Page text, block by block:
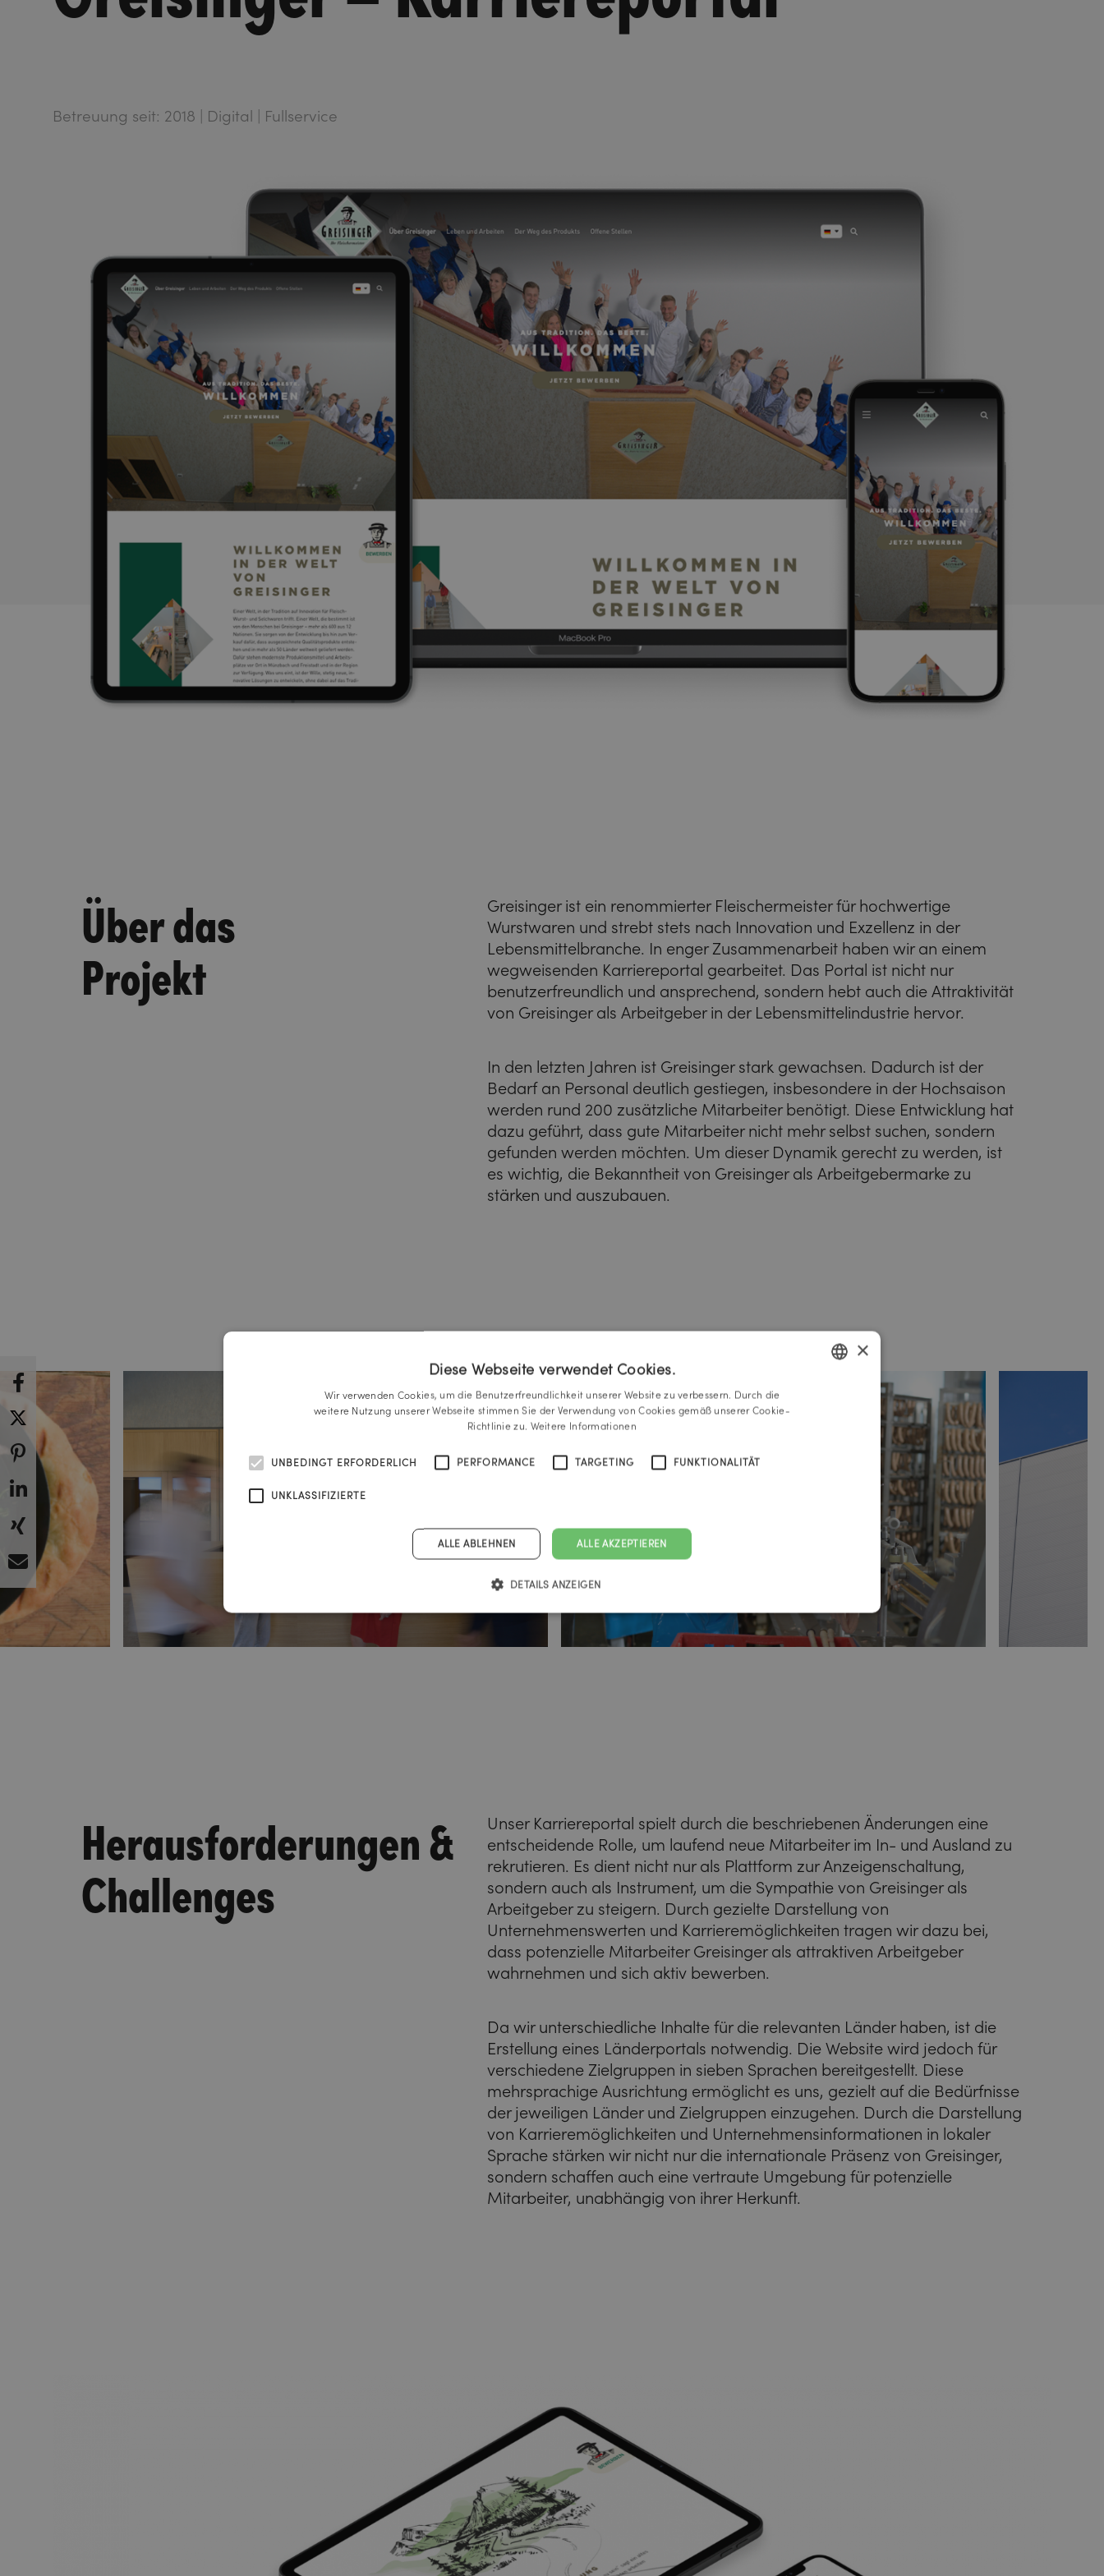
Betreuung seit: 2018 | Digital | Fullservice
Über das
Projekt
Greisinger ist ein renommierter Fleischermeister für hochwertige
Wurstwaren und strebt stets nach Innovation und Exzellenz in der
Lebensmittelbranche. In enger Zusammenarbeit haben wir an einem
wegweisenden Karriereportal gearbeitet. Das Portal ist nicht nur
benutzerfreundlich und ansprechend, sondern hebt auch die Attraktivität
von Greisinger als Arbeitgeber in der Lebensmittelindustrie hervor.
In den letzten Jahren ist Greisinger stark gewachsen. Dadurch ist der
Bedarf an Personal deutlich gestiegen, insbesondere in der Hochsaison
werden rund 200 zusätzliche Mitarbeiter benötigt. Diese Entwicklung hat
dazu geführt, dass gute Mitarbeiter nicht mehr selbst suchen, sondern
gefunden werden möchten. Um dieser Dynamik gerecht zu werden, ist
es wichtig, die Bekanntheit von Greisinger als Arbeitgebermarke zu
stärken und auszubauen.
Herausforderungen &
Challenges
Unser Karriereportal spielt durch die beschriebenen Änderungen eine
entscheidende Rolle, um laufend neue Mitarbeiter im In- und Ausland zu
rekrutieren. Es dient nicht nur als Plattform zur Anzeigenschaltung,
sondern auch als Instrument, um die Sympathie von Greisinger als
Arbeitgeber zu steigern. Durch gezielte Darstellung von
Unternehmenswerten und Karrieremöglichkeiten tragen wir dazu bei,
dass potenzielle Mitarbeiter Greisinger als attraktiven Arbeitgeber
wahrnehmen und sich aktiv bewerben.
Da wir unterschiedliche Inhalte für die relevanten Länder haben, ist die
Erstellung eines Länderportals notwendig. Die Website wird jedoch für
verschiedene Zielgruppen in sieben Sprachen bereitgestellt. Diese
mehrsprachige Ausrichtung ermöglicht es uns, gezielt auf die Bedürfnisse
der jeweiligen Länder und Zielgruppen einzugehen. Durch die Darstellung
von Karrieremöglichkeiten und Unternehmensinformationen in lokaler
Sprache stärken wir nicht nur die internationale Präsenz von Greisinger,
sondern schaffen auch eine vertraute Umgebung für potenzielle
Mitarbeiter, unabhängig von ihrer Herkunft.
×
Diese Webseite verwendet Cookies.
Wir verwenden Cookies, um die Benutzerfreundlichkeit unserer Website zu verbessern. Durch die
weitere Nutzung unserer Webseite stimmen Sie der Verwendung von Cookies gemäß unserer Cookie-
Richtlinie zu. Weitere Informationen
UNBEDINGT ERFORDERLICH PERFORMANCE TARGETING FUNKTIONALITÄT
UNKLASSIFIZIERTE
ALLE AKZEPTIEREN
ALLE ABLEHNEN
DETAILS ANZEIGEN